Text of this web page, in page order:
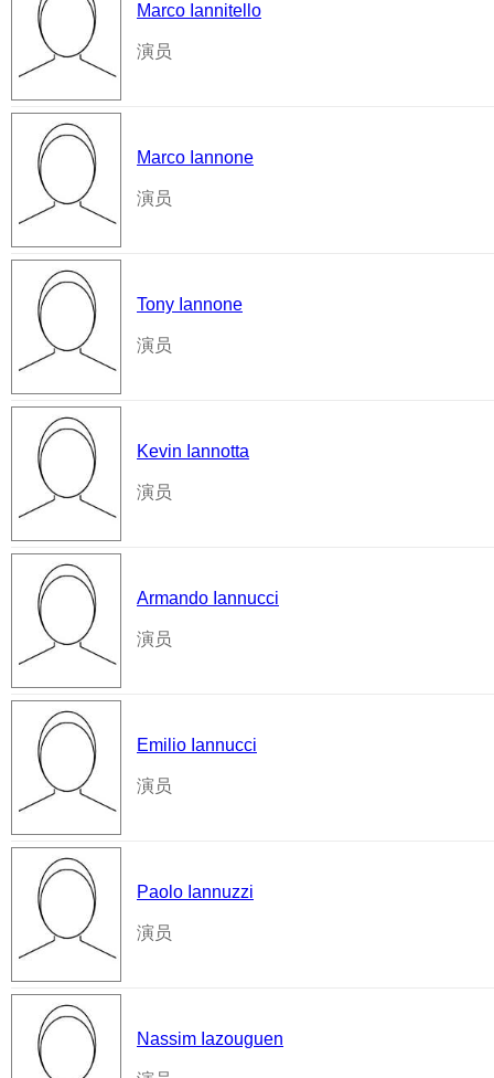
Marco Iannitello
演员
Marco Iannone
演员
Tony Iannone
演员
Kevin Iannotta
演员
Armando Iannucci
演员
Emilio Iannucci
演员
Paolo Iannuzzi
演员
Nassim Iazouguen